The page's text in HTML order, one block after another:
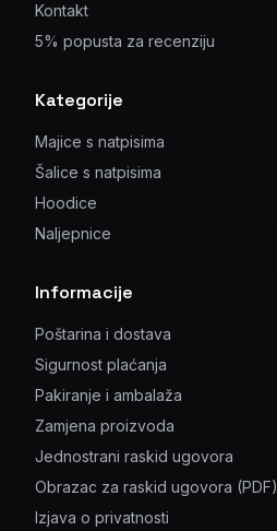
Kontakt
5% popusta za recenziju
Kategorije
Majice s natpisima
Šalice s natpisima
Hoodice
Naljepnice
Informacije
Poštarina i dostava
Sigurnost plaćanja
Pakiranje i ambalaža
Zamjena proizvoda
Jednostrani raskid ugovora
Obrazac za raskid ugovora (PDF)
Izjava o privatnosti